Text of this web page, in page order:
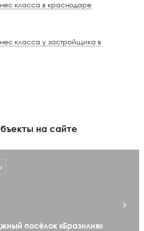
класса в краснодаре
класса у застройщика в
на сайте
посёлок «Бразилия»